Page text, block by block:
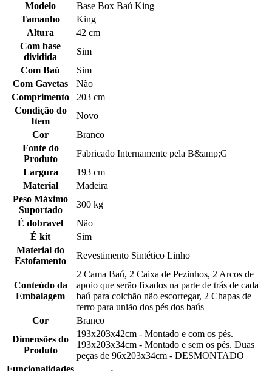
Modelo
Base Box Baú King
Tamanho
King
Altura
42 cm
Com base
dividida
Sim
Com Baú
Sim
Com Gavetas
Não
Comprimento
203 cm
Condição do
Item
Novo
Cor
Branco
Fonte do
Produto
Fabricado Internamente pela B&amp;G
Largura
193 cm
Material
Madeira
Peso Máximo
Suportado
300 kg
É dobravel
Não
É kit
Sim
Material do
Estofamento
Revestimento Sintético Linho
Conteúdo da
Embalagem
2 Cama Baú, 2 Caixa de Pezinhos, 2 Arcos de
apoio que serão fixados na parte de trás de cada
baú para colchão não escorregar, 2 Chapas de
ferro para união dos pés dos baús
Cor
Branco
Dimensões do
Produto
193x203x42cm - Montado e com os pés.
193x203x34cm - Montado e sem os pés. Duas
peças de 96x203x34cm - DESMONTADO